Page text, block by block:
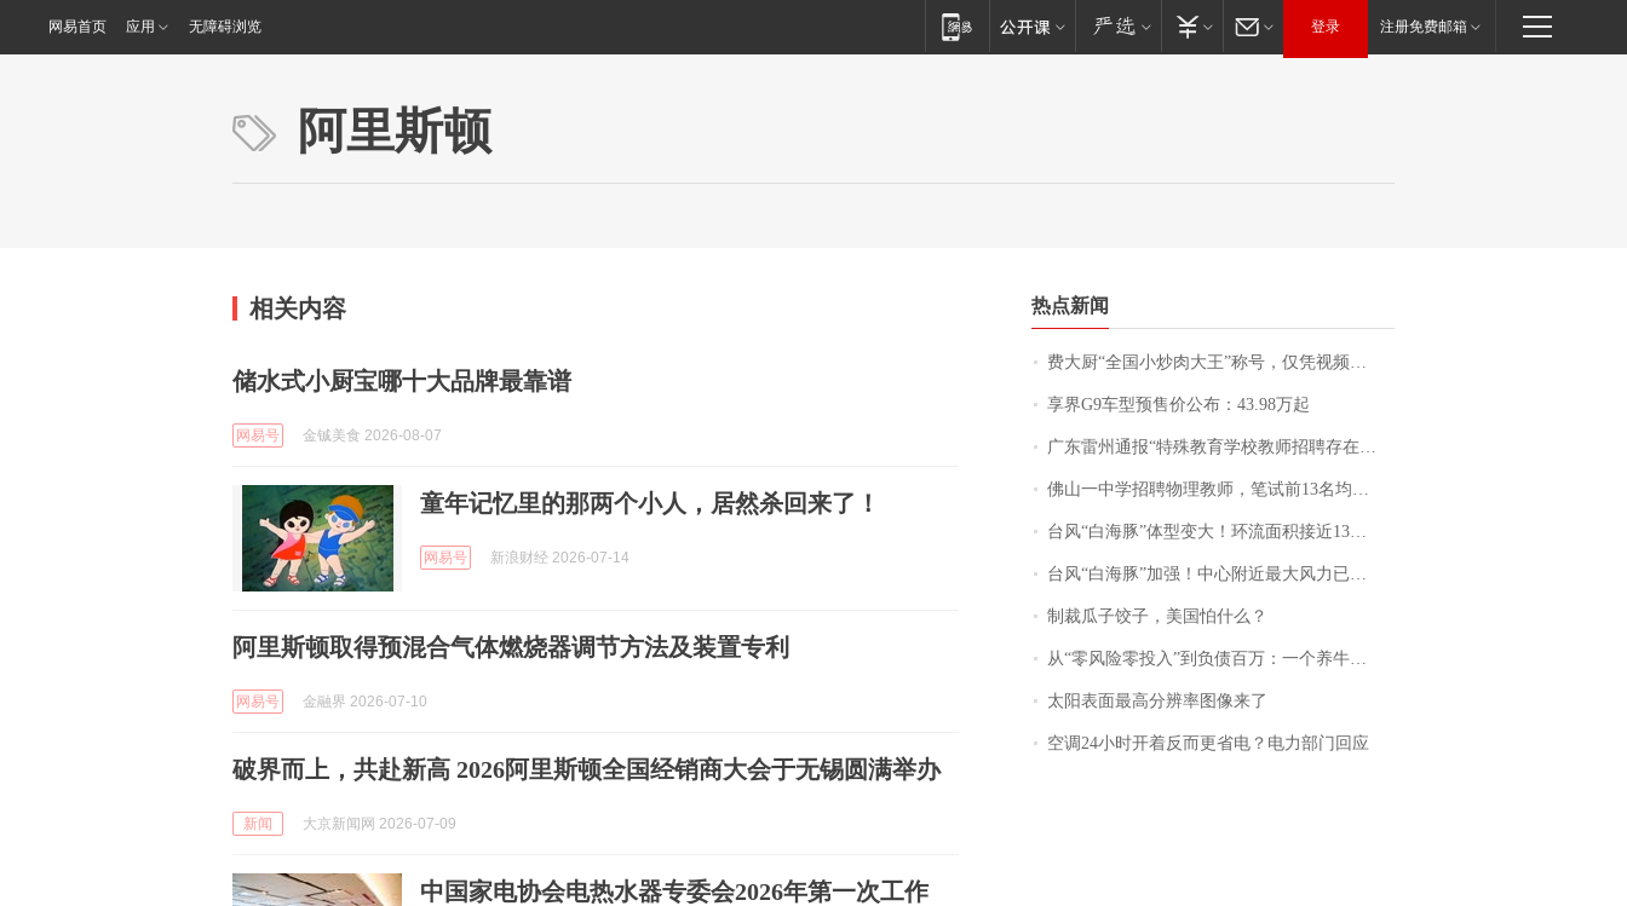
网易首页 应用 无障碍浏览 登录 注册免费邮箱
阿里斯顿
相关内容
储水式小厨宝哪十大品牌最靠谱
网易号 金铖美食 2026-08-07
童年记忆里的那两个小人，居然杀回来了！
网易号 新浪财经 2026-07-14
阿里斯顿取得预混合气体燃烧器调节方法及装置专利
网易号 金融界 2026-07-10
破界而上，共赴新高 2026阿里斯顿全国经销商大会于无锡圆满举办
新闻 大京新闻网 2026-07-09
中国家电协会电热水器专委会2026年第一次工作
热点新闻
费大厨“全国小炒肉大王”称号，仅凭视频评出？中国烹饪协会回应
享界G9车型预售价公布：43.98万起
广东雷州通报“特殊教育学校教师招聘存在违规行为”：已启动问责程序 副校长被停职
佛山一中学招聘物理教师，笔试前13名均遭淘汰？教育局：已叫停招聘，成立调查组全面核查
台风“白海豚”体型变大！环流面积接近13个浙江那么大
台风“白海豚”加强！中心附近最大风力已达15级 最新研判
制裁瓜子饺子，美国怕什么？
从“零风险零投入”到负债百万：一个养牛项目崩盘后，谁该为农户的贷款买单丨红星调查
太阳表面最高分辨率图像来了
空调24小时开着反而更省电？电力部门回应